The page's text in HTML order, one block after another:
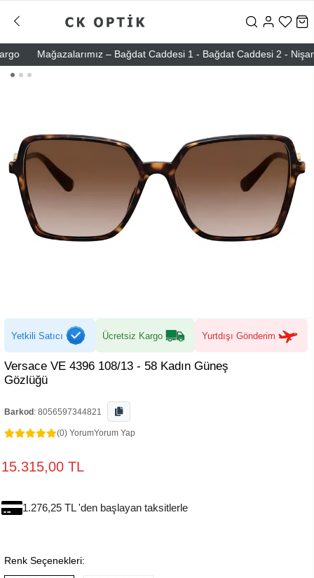
Mağazalarımız – Bağdat Caddesi 1 - Bağdat Caddesi 2 -
Yetkili Satıcı Ücretsiz Kargo Yurtdışı Gönderim
Versace VE 4396 108/13 - 58 Kadın Güneş
Gözlüğü
Barkod : 8056597344821
(0) YorumYorum Yap
15.315,00 TL
1.276,25 TL 'den başlayan taksitlerle
Renk Seçenekleri: